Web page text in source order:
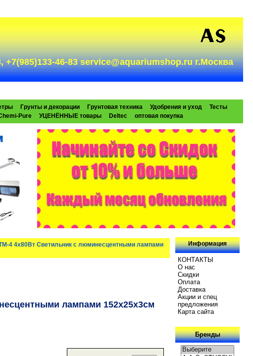
+7(985)133-46-83 service@aquariumshop.ru г.Москва
Грунты и декорации Грунтовая техника Удобрения и уход
Тесты
Pure УЦЕНЁННЫЕ товары Deltec оптовая покупка
4 4х80Вт Светильник с люминесцентными лампами
лампами 152х25х3см
Информация
КОНТАКТЫ
О нас
Скидки
Oплатa
Доставка
Акции и спец
предложения
Карта сайта
Бренды